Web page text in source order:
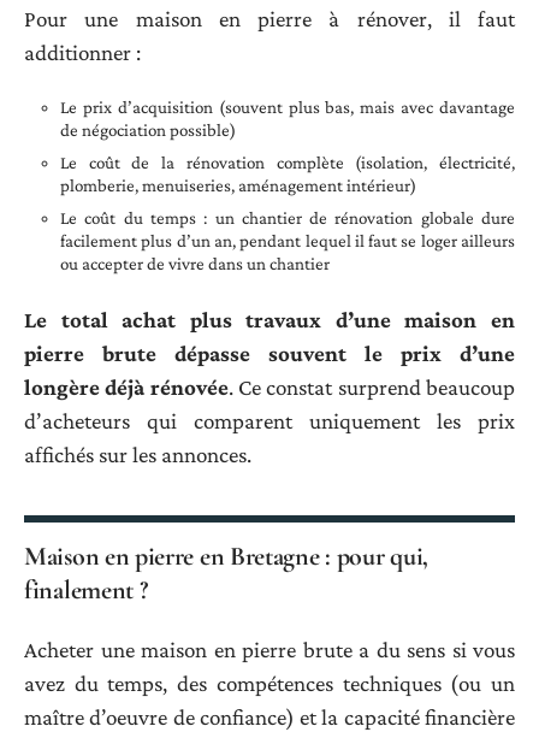
Pour une maison en pierre à rénover, il faut
additionner :
Le prix d’acquisition (souvent plus bas, mais avec davantage
de négociation possible)
Le coût de la rénovation complète (isolation, électricité,
plomberie, menuiseries, aménagement intérieur)
Le coût du temps : un chantier de rénovation globale dure
facilement plus d’un an, pendant lequel il faut se loger ailleurs
ou accepter de vivre dans un chantier
Le total achat plus travaux d’une maison en
pierre brute dépasse souvent le prix d’une
longère déjà rénovée. Ce constat surprend beaucoup
d’acheteurs qui comparent uniquement les prix
affichés sur les annonces.
Maison en pierre en Bretagne : pour qui,
finalement ?
Acheter une maison en pierre brute a du sens si vous
avez du temps, des compétences techniques (ou un
maître d’oeuvre de confiance) et la capacité financière